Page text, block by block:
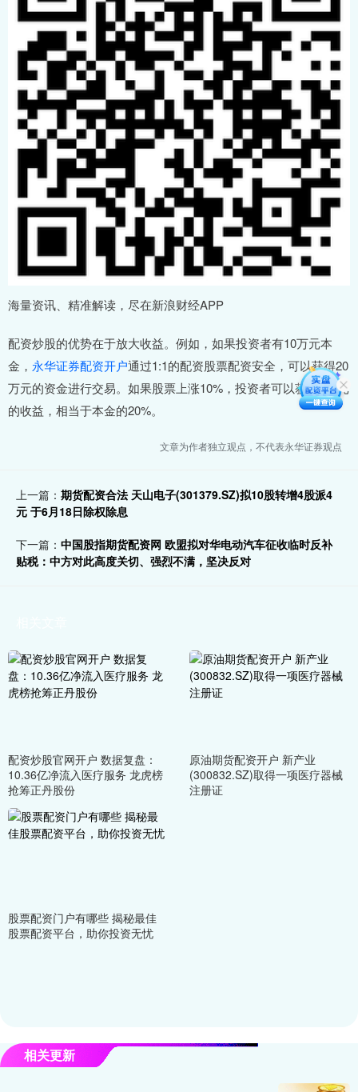
海量资讯、精准解读，尽在新浪财经APP
配资炒股的优势在于放大收益。例如，如果投资者有10万元本
金， 永华证券配资开户通过1:1的配资股票配资安全，可以获得20
万元的资金进行交易。如果股票上涨10%，投资者可以获得2万元
的收益，相当于本金的20%。
文章为作者独立观点，不代表永华证券观点
上一篇： 期货配资合法 天山电子(301379.SZ)拟10股转增4股派4
元 于6月18日除权除息
下一篇： 中国股指期货配资网 欧盟拟对华电动汽车征收临时反补
贴税：中方对此高度关切、强烈不满，坚决反对
配资炒股官网开户 数据复盘：
10.36亿净流入医疗服务 龙虎榜
抢筹正丹股份
原油期货配资开户 新产业
(300832.SZ)取得一项医疗器械
注册证
股票配资门户有哪些 揭秘最佳
股票配资平台，助你投资无忧
相关更新